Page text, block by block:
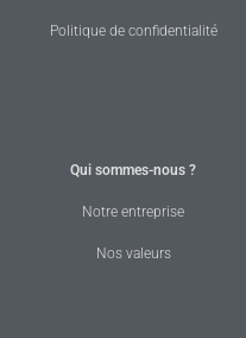
Politique de confidentialité
Qui sommes-nous ?
Notre entreprise
Nos valeurs